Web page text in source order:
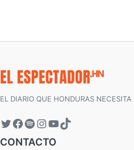
EL DIARIO QUE HONDURAS NECESITA
CONTACTO